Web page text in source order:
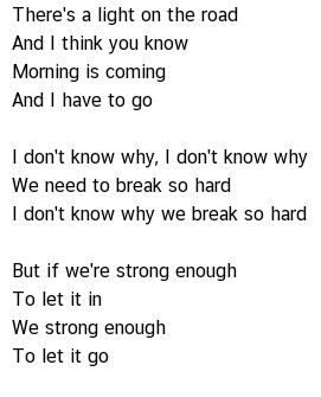
There's a light on the road
And I think you know
Morning is coming
And I have to go
I don't know why, I don't know why
We need to break so hard
I don't know why we break so hard
But if we're strong enough
To let it in
We strong enough
To let it go